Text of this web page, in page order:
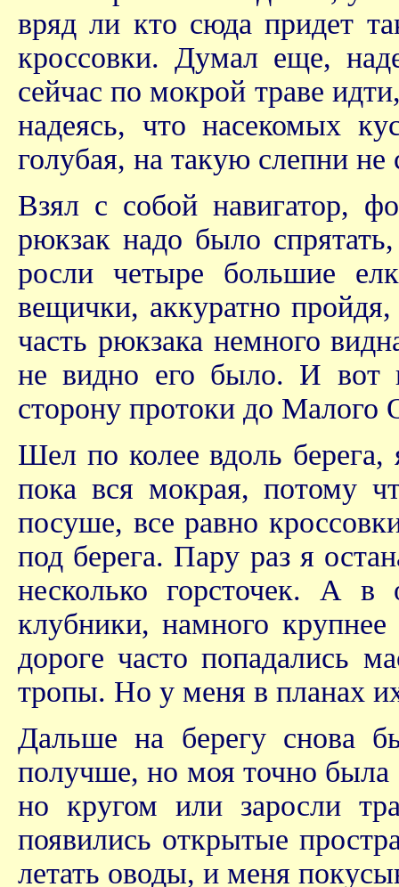
вряд ли кто сюда придет
кроссовки. Думал еще,
сейчас по мокрой траве
надеясь, что насекомых
голубая, на такую слепни не
Взял с собой навигатор,
рюкзак надо было
росли четыре большие
вещички, аккуратно
часть рюкзака немного
не видно его было. И вот
сторону протоки до Малого
Шел по колее вдоль берега,
пока вся мокрая, потому
посуше, все равно
под берега. Пару раз я
несколько горсточек. А
клубники, намного
дороге часто попадались
тропы. Но у меня в планах
Дальше на берегу снова
получше, но моя точно была
но кругом или заросли
появились открытые
летать оводы, и меня